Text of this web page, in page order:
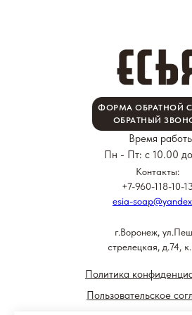
ФОРМА ОБРАТНОЙ
ОБРАТНЫЙ
Контакты:
+7-960-118-10-
esia-
Политика
г.Воронеж,
стрелецкая, д.74,
Пользовательское
Время
Пн - Пт: с 10.00